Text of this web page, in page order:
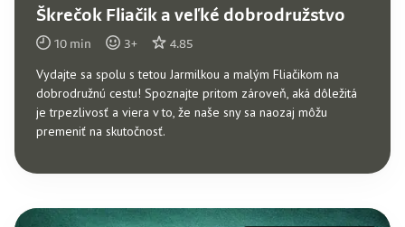
Škrečok Fliačik a veľké dobrodružstvo
10 min 3+ 4.85
Vydajte sa spolu s tetou Jarmilkou a malým Fliačikom na
dobrodružnú cestu! Spoznajte pritom zároveň, aká dôležitá
je trpezlivosť a viera v to, že naše sny sa naozaj môžu
premeniť na skutočnosť.